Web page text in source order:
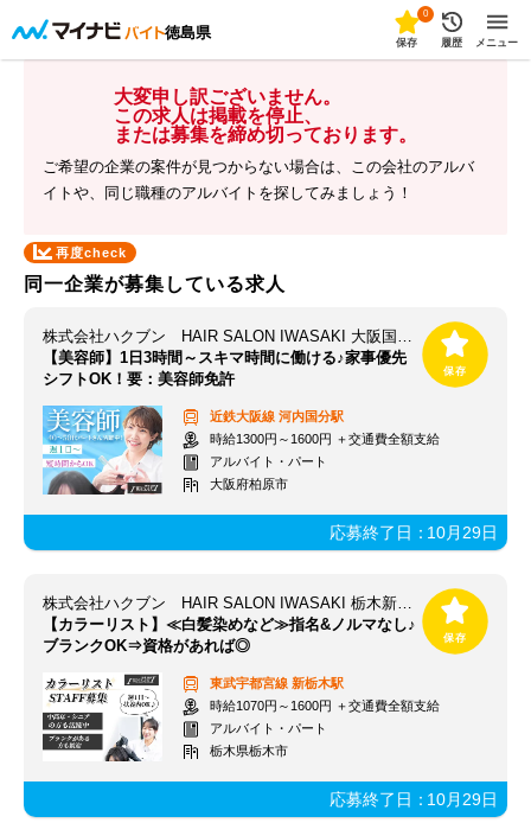
徳島県
0
保存 履歴 メニュー
大変申し訳ございません。
この求人は掲載を停止、
または募集を締め切っております。
ご希望の企業の案件が見つからない場合は、この会社のアルバ
イトや、同じ職種のアルバイトを探してみましょう！
再度check
同一企業が募集している求人
株式会社ハクブン HAIR SALON IWASAKI 大阪国分店
【美容師】1日3時間～スキマ時間に働ける♪家事優先
シフトOK！要：美容師免許
近鉄大阪線 河内国分駅
時給1300円～1600円 ＋交通費全額支給
アルバイト・パート
大阪府柏原市
応募終了日：10月29日
株式会社ハクブン HAIR SALON IWASAKI 栃木新栃木店
【カラーリスト】≪白髪染めなど≫指名&ノルマなし♪
ブランクOK⇒資格があれば◎
東武宇都宮線 新栃木駅
時給1070円～1600円 ＋交通費全額支給
アルバイト・パート
栃木県栃木市
応募終了日：10月29日